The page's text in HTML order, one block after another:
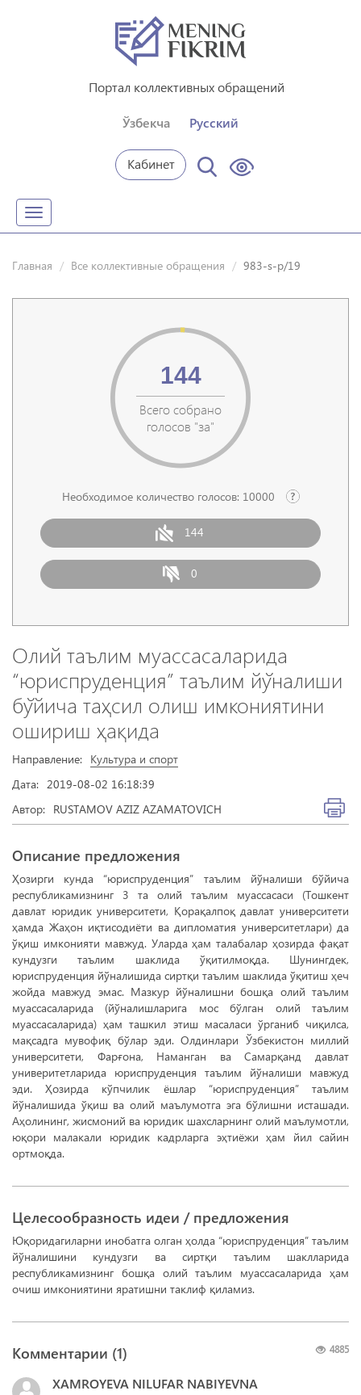
Портал коллективных обращений
Ўзбекча Русский
Кабинет
Toggle
navigation
Главная Все коллективные обращения 983-s-p/19
Всего собрано
голосов "за"
144
Необходимое количество голосов: 10000
144
0
Олий таълим муассасаларида
“юриспруденция” таълим йўналиши
бўйича таҳсил олиш имкониятини
ошириш ҳақида
Направление: Культура и спорт
Дата: 2019-08-02 16:18:39
Автор: RUSTAMOV AZIZ AZAMATOVICH
Описание предложения
Ҳозирги кунда “юриспруденция” таълим йўналиши бўйича
республикамизнинг 3 та олий таълим муассасаси (Тошкент
давлат юридик университети, Қорақалпоқ давлат университети
ҳамда Жаҳон иқтисодиёти ва дипломатия университетлари) да
ўқиш имконияти мавжуд. Уларда ҳам талабалар ҳозирда фақат
кундузги таълим шаклида ўқитилмоқда. Шунингдек,
юриспруденция йўналишида сиртқи таълим шаклида ўқитиш ҳеч
жойда мавжуд эмас. Мазкур йўналишни бошқа олий таълим
муассасаларида (йўналишларига мос бўлган олий таълим
муассасаларида) ҳам ташкил этиш масаласи ўрганиб чиқилса,
мақсадга мувофиқ бўлар эди. Олдинлари Ўзбекистон миллий
университети, Фарғона, Наманган ва Самарқанд давлат
универитетларида юриспруденция таълим йўналиши мавжуд
эди. Ҳозирда кўпчилик ёшлар “юриспруденция” таълим
йўналишида ўқиш ва олий маълумотга эга бўлишни исташади.
Аҳолининг, жисмоний ва юридик шахсларнинг олий маълумотли,
юқори малакали юридик кадрларга эҳтиёжи ҳам йил сайин
ортмоқда.
Целесообразность идеи / предложения
Юқоридагиларни инобатга олган ҳолда “юриспруденция” таълим
йўналишини кундузги ва сиртқи таълим шаклларида
республикамизнинг бошқа олий таълим муассасаларида ҳам
очиш имкониятини яратишни таклиф қиламиз.
4885
Комментарии (1)
XAMROYEVA NILUFAR NABIYEVNA